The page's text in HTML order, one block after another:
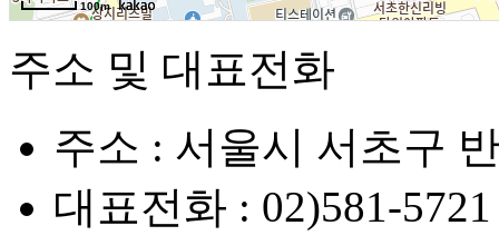
100m
주소 및 대표전화
주소 : 서울시 서초구
대표전화 : 02)581-5721